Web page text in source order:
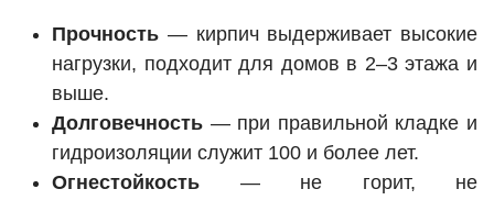
Прочность — кирпич выдерживает высокие
нагрузки, подходит для домов в 2–3 этажа и
выше.
Долговечность — при правильной кладке и
гидроизоляции служит 100 и более лет.
Огнестойкость — не горит, не